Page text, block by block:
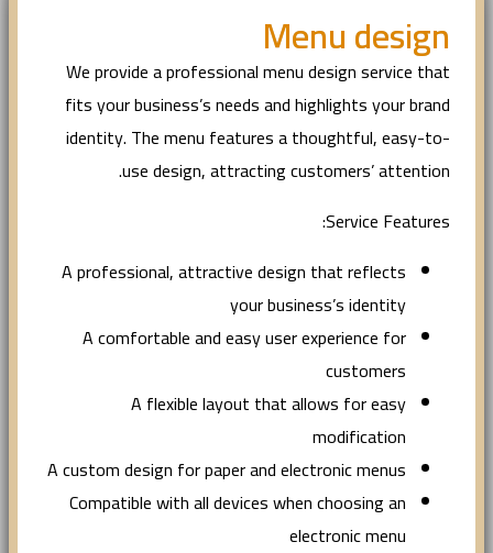
Menu design
We provide a professional menu design service that
fits your business’s needs and highlights your brand
identity. The menu features a thoughtful, easy-to-
use design, attracting customers’ attention.
Service Features:
A professional, attractive design that reflects
your business’s identity
A comfortable and easy user experience for
customers
A flexible layout that allows for easy
modification
A custom design for paper and electronic menus
Compatible with all devices when choosing an
electronic menu